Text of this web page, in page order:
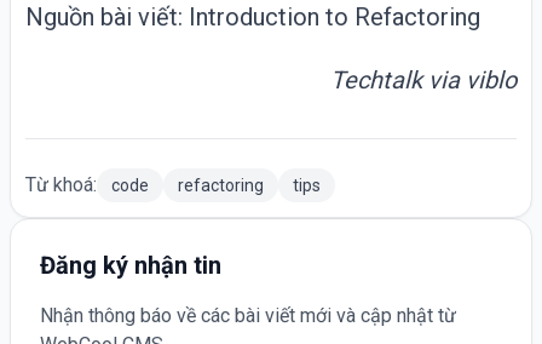
Nguồn bài viết: Introduction to Refactoring
Techtalk via viblo
Từ khoá: code refactoring tips
Đăng ký nhận tin
Nhận thông báo về các bài viết mới và cập nhật từ